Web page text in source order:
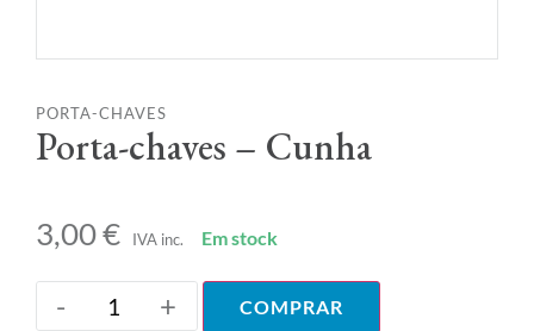
PORTA-CHAVES
Porta-chaves – Cunha
3,00€ IVA inc. Em stock
- + COMPRAR